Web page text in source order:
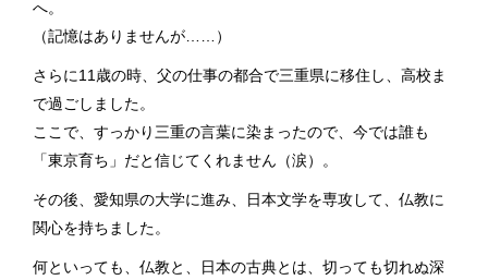
へ。
（記憶はありませんが……）
さらに11歳の時、父の仕事の都合で三重県に移住し、高校ま
で過ごしました。
ここで、すっかり三重の言葉に染まったので、今では誰も
「東京育ち」だと信じてくれません（涙）。
その後、愛知県の大学に進み、日本文学を専攻して、仏教に
関心を持ちました。
何といっても、仏教と、日本の古典とは、切っても切れぬ深